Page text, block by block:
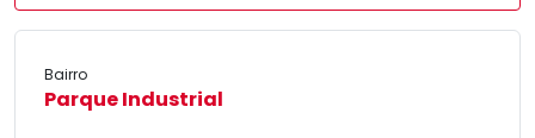
Bairro
Parque Industrial